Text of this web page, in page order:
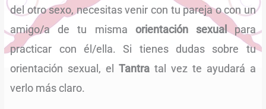
del otro sexo, necesitas venir con tu pareja o con un
amigo/a de tu misma orientación sexualpara
practicar con él/ella. Si tienes dudas sobre tu
orientación sexual, elTantra tal vez te ayudará a
verlo más claro.